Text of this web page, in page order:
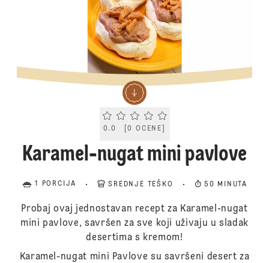
Current rating 0.0. Click to rate.
0.0 [0 OCENE
Karamel-nugat mini pavlove
1 PORCIJA SREDNJE TEŠKO 50 MINUTA
Probaj ovaj jednostavan recept za Karamel-nugat
mini pavlove, savršen za sve koji uživaju u sladak
desertima s kremom!
Karamel-nugat mini Pavlove su savršeni desert za